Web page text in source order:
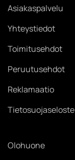
Asiakaspalvelu
Yhteystiedot
Toimitusehdot
Peruutusehdot
Reklamaatio
Tietosuojaseloste
Olohuone